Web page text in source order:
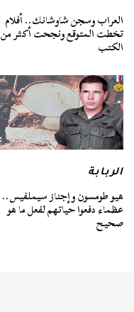
العراب وسجن شاوشانك.. أفلام
تخطت المتوقع ونجحت أكثر من
الكتب
الربابة
هيو طومسون وإجناز سيملفيس..
عظماء دفعوا حياتهم لفعل ما هو
صحيح